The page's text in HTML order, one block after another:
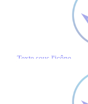
Texte sous l'icône